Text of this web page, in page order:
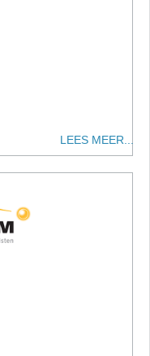
LEES MEER...